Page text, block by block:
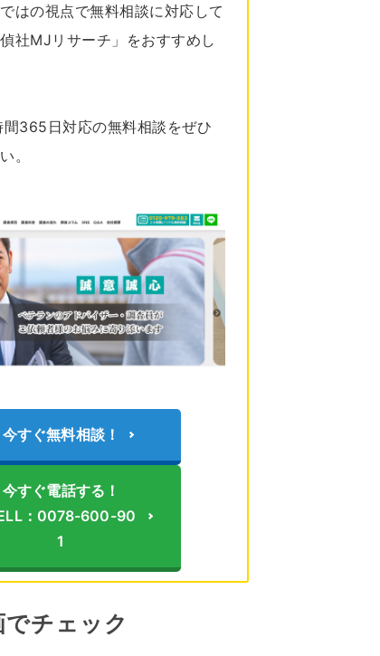
はの視点で無料相談に対応して
社MJリサーチ」をおすすめし
間365日対応の無料相談をぜひ
。
今すぐ無料相談！
今すぐ電話する！
：0078-600-90
1
チェック